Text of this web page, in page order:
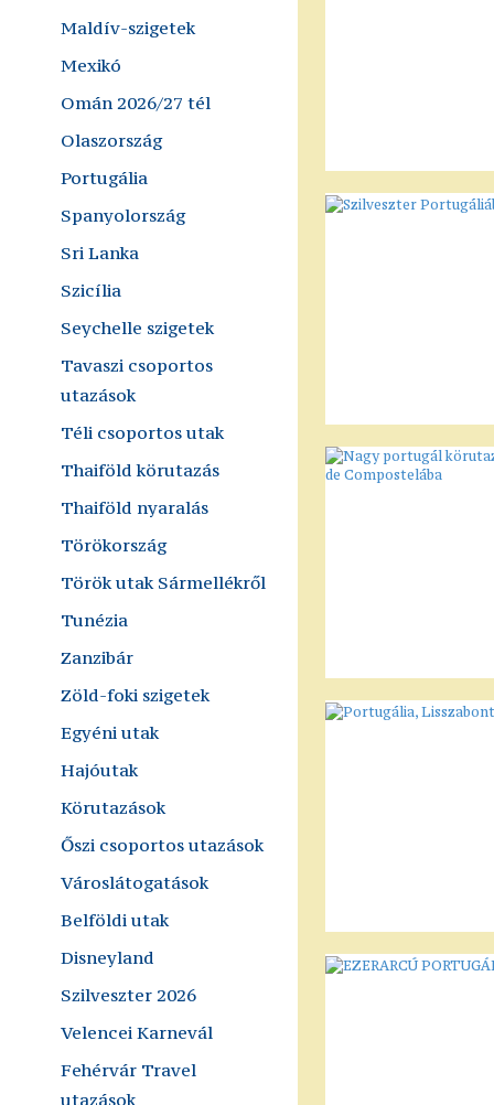
Maldív-szigetek
Mexikó
Omán 2026/27 tél
Olaszország
Portugália
Spanyolország
Sri Lanka
Szicília
Seychelle szigetek
Tavaszi csoportos
utazások
Téli csoportos utak
Thaiföld körutazás
Thaiföld nyaralás
Törökország
Török utak Sármellékről
Tunézia
Zanzibár
Zöld-foki szigetek
Egyéni utak
Hajóutak
Körutazások
Őszi csoportos utazások
Városlátogatások
Belföldi utak
Disneyland
Szilveszter 2026
Velencei Karnevál
Fehérvár Travel
utazások